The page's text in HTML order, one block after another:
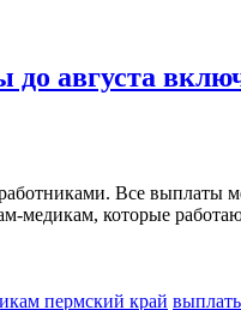
августа
Все выплаты
медикам, которые
пермский край